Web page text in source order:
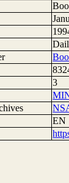
3
EN